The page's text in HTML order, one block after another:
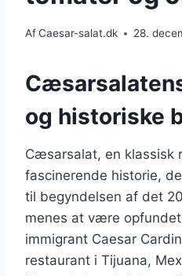
AfCaesar-salat.dk 28.
og historiske
Cæsarsalat, en klassisk
fascinerende historie,
til begyndelsen af det
menes at være
immigrant Caesar
restaurant i Tijuana,